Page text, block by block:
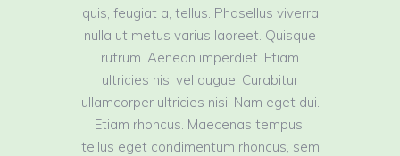
quis, feugiat a, tellus. Phasellus viverra
nulla ut metus varius laoreet. Quisque
rutrum. Aenean imperdiet. Etiam
ultricies nisi vel augue. Curabitur
ullamcorper ultricies nisi. Nam eget dui.
Etiam rhoncus. Maecenas tempus,
tellus eget condimentum rhoncus, sem